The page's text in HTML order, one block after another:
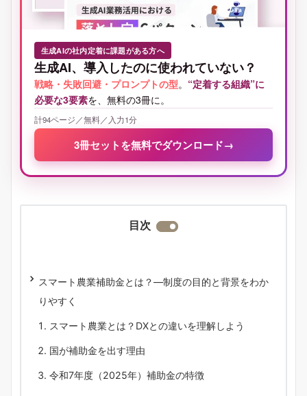
生成AIの社内定着に課題がある方へ
生成AI、導入したのに使われていない？
戦略・失敗回避・プロンプトの型。 “定着する組織”に
必要な3要素を、無料の3冊に。
計94ページ／無料／入力1分
3冊セットを無料でダウンロード→
目次
スマート農業補助金とは？―制度の目的と背景をわか
りやすく
スマート農業とは？DXとの違いを理解しよう
国が補助金を出す理由
令和7年度（2025年）補助金の特徴